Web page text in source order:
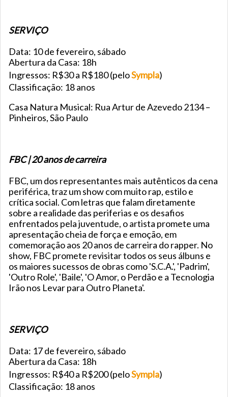
SERVIÇO
Data: 10 de fevereiro, sábado
Abertura da Casa: 18h
Ingressos: R$30 a R$180 (peloSympla)
Classificação: 18 anos
Casa Natura Musical: Rua Artur de Azevedo 2134 –
Pinheiros, São Paulo
FBC | 20 anos de carreira
FBC, um dos representantes mais autênticos da cena
periférica, traz um show com muito rap, estilo e
crítica social. Com letras que falam diretamente
sobre a realidade das periferias e os desafios
enfrentados pela juventude, o artista promete uma
apresentação cheia de força e emoção, em
comemoração aos 20 anos de carreira do rapper. No
show, FBC promete revisitar todos os seus álbuns e
os maiores sucessos de obras como 'S.C.A.', 'Padrim',
'Outro Role', 'Baile', 'O Amor, o Perdão e a Tecnologia
Irão nos Levar para Outro Planeta'.
SERVIÇO
Data: 17 de fevereiro, sábado
Abertura da Casa: 18h
Ingressos: R$40 a R$200 (peloSympla)
Classificação: 18 anos